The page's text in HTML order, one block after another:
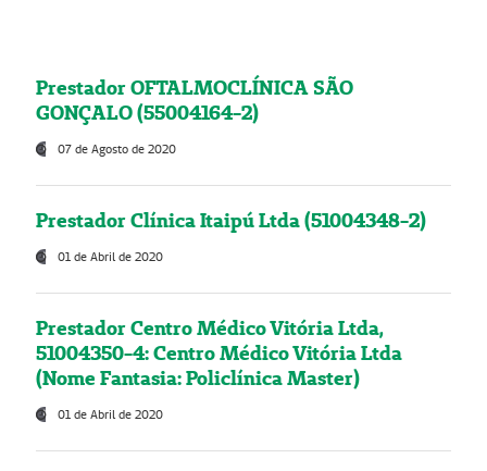
Prestador OFTALMOCLÍNICA SÃO
GONÇALO (55004164-2)
07 de Agosto de 2020
Prestador Clínica Itaipú Ltda (51004348-2)
01 de Abril de 2020
Prestador Centro Médico Vitória Ltda,
51004350-4: Centro Médico Vitória Ltda
(Nome Fantasia: Policlínica Master)
01 de Abril de 2020